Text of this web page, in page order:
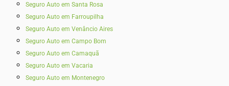
Seguro Auto em Santa Rosa
Seguro Auto em Farroupilha
Seguro Auto em Venâncio Aires
Seguro Auto em Campo Bom
Seguro Auto em Camaquã
Seguro Auto em Vacaria
Seguro Auto em Montenegro